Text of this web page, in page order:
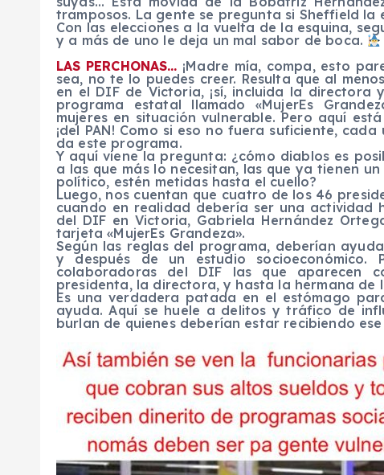
tramposos. La gente se pregunta si Sheffield
Con las elecciones a la vuelta de la esquina,
y a más de uno le deja un mal sabor de boca.
LAS PERCHONAS… ¡Madre mía, compa, esto
sea, no te lo puedes creer. Resulta que al
en el DIF de Victoria, ¡sí, incluida la directora
programa estatal llamado «MujerEs
mujeres en situación vulnerable. Pero aquí
¡del PAN! Como si eso no fuera suficiente,
da este programa.
Y aquí viene la pregunta: ¿cómo diablos es
a las que más lo necesitan, las que ya tienen
político, estén metidas hasta el cuello?
Luego, nos cuentan que cuatro de los 46
cuando en realidad debería ser una actividad
del DIF en Victoria, Gabriela Hernández
tarjeta «MujerEs Grandeza».
Según las reglas del programa, deberían
y después de un estudio
colaboradoras del DIF las que aparecen
presidenta, la directora, y hasta la hermana de
Es una verdadera patada en el estómago
ayuda. Aquí se huele a delitos y tráfico de
burlan de quienes deberían estar recibiendo